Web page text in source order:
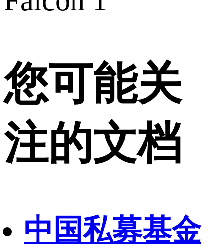
您可能关
注的文档
中国私募基金